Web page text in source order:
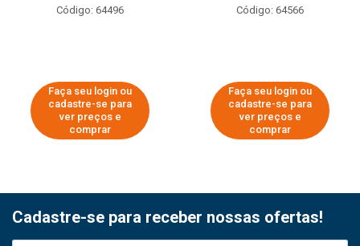
Código: 64496
Faça seu login ou
cadastre-se para
ver preços e
comprar
Código: 64566
Faça seu login ou
cadastre-se para
ver preços e
comprar
Cadastre-se para receber nossas ofertas!